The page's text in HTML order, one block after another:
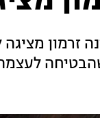
זרמון